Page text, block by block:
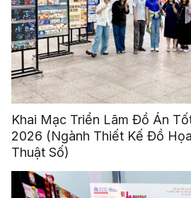
Khai Mạc Triển Lãm Đồ Án
2026 (Ngành Thiết Kế Đồ
Thuật Số)